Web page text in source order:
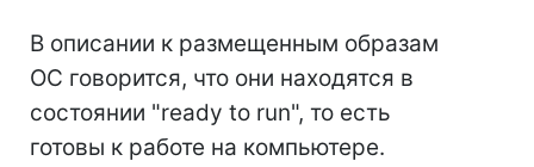
В описании к размещенным образам
ОС говорится, что они находятся в
состоянии "ready to run", то есть
готовы к работе на компьютере.